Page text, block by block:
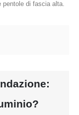
di fascia alta.